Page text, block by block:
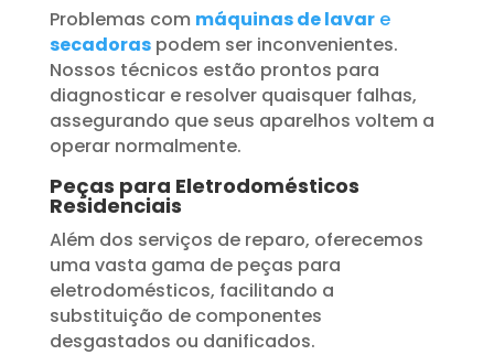
Problemas com máquinas de lavare
secadoraspodem ser inconvenientes.
Nossos técnicos estão prontos para
diagnosticar e resolver quaisquer falhas,
assegurando que seus aparelhos voltem a
operar normalmente.
Peças para Eletrodomésticos
Residenciais
Além dos serviços de reparo, oferecemos
uma vasta gama de peças para
eletrodomésticos, facilitando a
substituição de componentes
desgastados ou danificados.